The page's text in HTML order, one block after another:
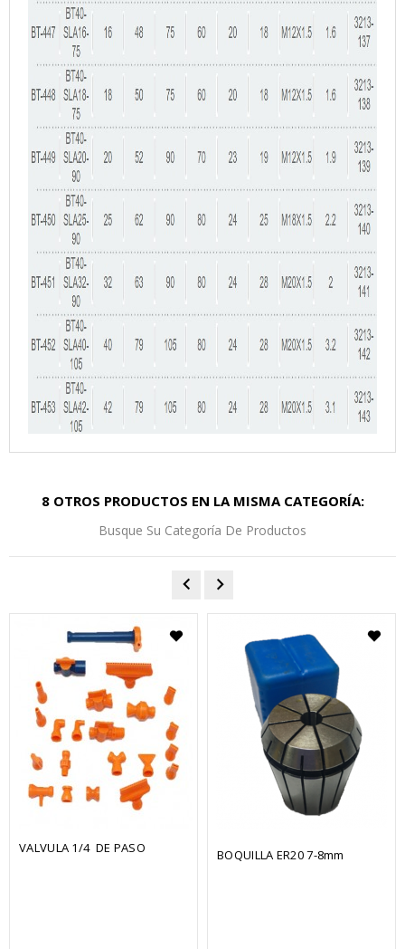
8 OTROS PRODUCTOS EN LA MISMA CATEGORÍA:
Busque Su Categoría De Productos
VALVULA 1/4  DE PASO BOQUILLA ER20 7-8mm